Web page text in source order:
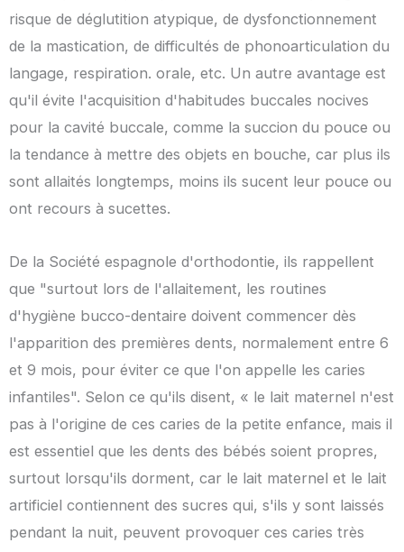
risque de déglutition atypique, de dysfonctionnement
de la mastication, de difficultés de phonoarticulation du
langage, respiration. orale, etc. Un autre avantage est
qu'il évite l'acquisition d'habitudes buccales nocives
pour la cavité buccale, comme la succion du pouce ou
la tendance à mettre des objets en bouche, car plus ils
sont allaités longtemps, moins ils sucent leur pouce ou
ont recours à sucettes.
De la Société espagnole d'orthodontie, ils rappellent
que "surtout lors de l'allaitement, les routines
d'hygiène bucco-dentaire doivent commencer dès
l'apparition des premières dents, normalement entre 6
et 9 mois, pour éviter ce que l'on appelle les caries
infantiles". Selon ce qu'ils disent, « le lait maternel n'est
pas à l'origine de ces caries de la petite enfance, mais il
est essentiel que les dents des bébés soient propres,
surtout lorsqu'ils dorment, car le lait maternel et le lait
artificiel contiennent des sucres qui, s'ils y sont laissés
pendant la nuit, peuvent provoquer ces caries très